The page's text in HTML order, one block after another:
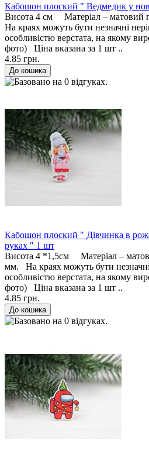
Кабошон плоский " Ведмедик у
Висота 4 см Матеріал – матовий
На краях можуть бути незначні
особливістю верстата, на якому
фото) Ціна вказана за 1 шт ..
4.85 грн.
Кабошон плоский " Дівчинка в
руках " 1 шт
Висота 4 *1,5см Матеріал –
мм. На краях можуть бути незначні
особливістю верстата, на якому
фото) Ціна вказана за 1 шт ..
4.85 грн.